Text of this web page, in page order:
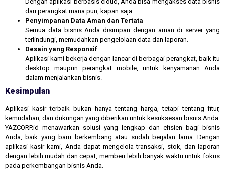
dari perangkat mana pun, kapan saja.
Penyimpanan Data Aman dan Tertata
Semua data bisnis Anda disimpan dengan aman di server yang
terlindungi, memudahkan pengelolaan data dan laporan.
Desain yang Responsif
Aplikasi kami bekerja dengan lancar di berbagai perangkat, baik itu
desktop maupun perangkat mobile, untuk kenyamanan Anda
dalam menjalankan bisnis.
Kesimpulan
Aplikasi kasir terbaik bukan hanya tentang harga, tetapi tentang fitur,
kemudahan, dan dukungan yang diberikan untuk kesuksesan bisnis Anda.
YAZCORP.id menawarkan solusi yang lengkap dan efisien bagi bisnis
Anda, baik yang baru berkembang atau sudah berjalan lama. Dengan
aplikasi kasir kami, Anda dapat mengelola transaksi, stok, dan laporan
dengan lebih mudah dan cepat, memberi lebih banyak waktu untuk fokus
pada perkembangan bisnis Anda.